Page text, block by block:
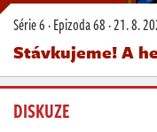
Série 6·Epizoda 68·21. 8.
Stávkujeme! A
DISKUZE